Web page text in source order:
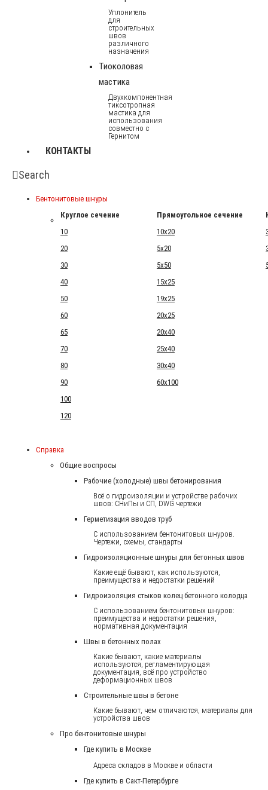
Уплонитель
для
строительных
швов
различного
назначения
Тиоколовая
мастика
Двухкомпонентная
тиксотропная
мастика для
использования
совместно с
Гернитом
КОНТАКТЫ
Search
Бентонитовые шнуры
Круглое сечение
Прямоугольное сечение
10
10x20
20
5x20
30
5x50
40
15x25
50
19x25
60
20x25
65
20x40
70
25x40
80
30x40
90
60x100
100
120
Справка
Общие воспросы
Рабочие (холодные) швы бетонирования
Всё о гидроизоляции и устройстве рабочих
швов: СНиПы и СП, DWG чертежи
Герметизация вводов труб
С использованием бентонитовых шнуров.
Чертежи, схемы, стандарты
Гидроизоляционные шнуры для бетонных швов
Какие ещё бывают, как используются,
преимущества и недостатки решений
Гидроизоляция стыков колец бетонного колодца
С использованием бентонитовых шнуров:
преимущества и недостатки решения,
нормативная документация
Швы в бетонных полах
Какие бывают, какие материалы
используются, регламентирующая
документация, всё про устройство
деформационных швов
Строительные швы в бетоне
Какие бывают, чем отличаются, материалы для
устройства швов
Про бентонитовые шнуры
Где купить в Москве
Адреса складов в Москве и области
Где купить в Сакт-Петербурге